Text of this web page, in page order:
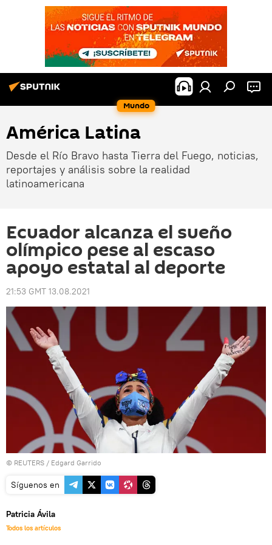
Mundo
América Latina
Desde el Río Bravo hasta Tierra del Fuego, noticias,
reportajes y análisis sobre la realidad
latinoamericana
Ecuador alcanza el sueño
olímpico pese al escaso
apoyo estatal al deporte
21:53 GMT 13.08.2021
© REUTERS / Edgard Garrido
Síguenos en
Patricia Ávila
Todos los artículos